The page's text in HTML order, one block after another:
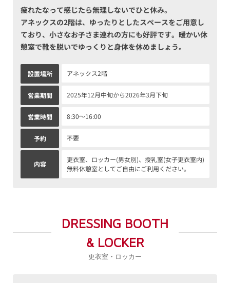
疲れたなって感じたら無理しないでひと休み。
アネックスの2階は、ゆったりとしたスペースをご用意し
ており、小さなお子さま連れの方にも好評です。暖かい休
憩室で靴を脱いでゆっくりと身体を休めましょう。
設置場所 アネックス2階
営業期間 2025年12月中旬から2026年3月下旬
営業時間 8:30～16:00
予約 不要
内容
更衣室、ロッカー(男女別)、授乳室(女子更衣室内)
無料休憩室としてご自由にご利用ください。
DRESSING BOOTH
& LOCKER
更衣室・ロッカー